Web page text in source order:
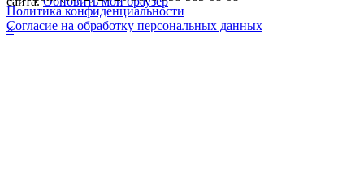
Политика конфиденциальности
Согласие на обработку персональных данных
×